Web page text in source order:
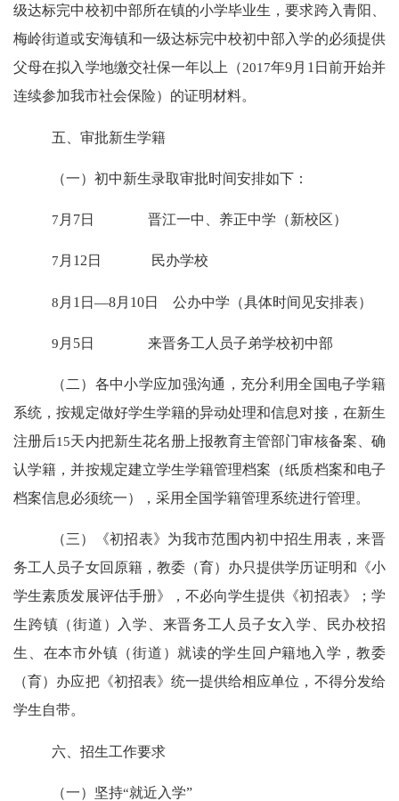
级达标完中校初中部所在镇的小学毕业生，要求跨入青阳、
梅岭街道或安海镇和一级达标完中校初中部入学的必须提供
父母在拟入学地缴交社保一年以上（2017年9月 1 日前开始并
连续参加我市社会保险）的证明材料。
五、审批新生学籍
（一）初中新生录取审批时间安排如下：
7 月 7日 晋江一中、养正中学（新校区）
7月 12日 民办学校
8 月 1 日 —8月 10日 公办中学（具体时间见安排表）
9 月 5日 来晋务工人员子弟学校初中部
（二）各中小学应加强沟通，充分利用全国电子学籍
系统，按规定做好学生学籍的异动处理和信息对接， 在新生
注册后15天内把新生花名册上报教育主管部门审核备案、确
认学籍，并按规定建立学生学籍管理档案（纸质档案和电子
档案信息必须统一），采用全国学籍管理系统进行管理。
（三）《初招表》为我市范围内初中招生用表，来晋
务工人员子女回原籍，教委（育）办只提供学历证明和《小
学生素质发展评估手册》，不必向学生提供《初招表》；学
生跨镇（街道）入学、来晋务工人员子女入学、民办校招
生、在本市外镇（街道）就读的学生回户籍地入学，教委
（育）办应把《初招表》统一提供给相应单位，不得分发给
学生自带。
六、招生工作要求
（一）坚持“就近入学”